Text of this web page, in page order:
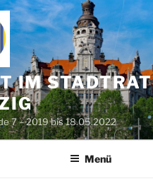
IM STADTRAT
7 – 2019 bis 18.05.2022
Menü